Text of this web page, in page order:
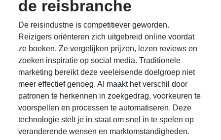
de reisbranche
De reisindustrie is competitiever geworden.
Reizigers oriënteren zich uitgebreid online voordat
ze boeken. Ze vergelijken prijzen, lezen reviews en
zoeken inspiratie op social media. Traditionele
marketing bereikt deze veeleisende doelgroep niet
meer effectief genoeg. AI maakt het verschil door
patronen te herkennen in zoekgedrag, voorkeuren te
voorspellen en processen te automatiseren. Deze
technologie stelt je in staat om snel in te spelen op
veranderende wensen en marktomstandigheden.